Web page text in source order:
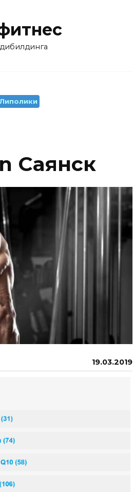
Липолики
Саянск
19.03.2019